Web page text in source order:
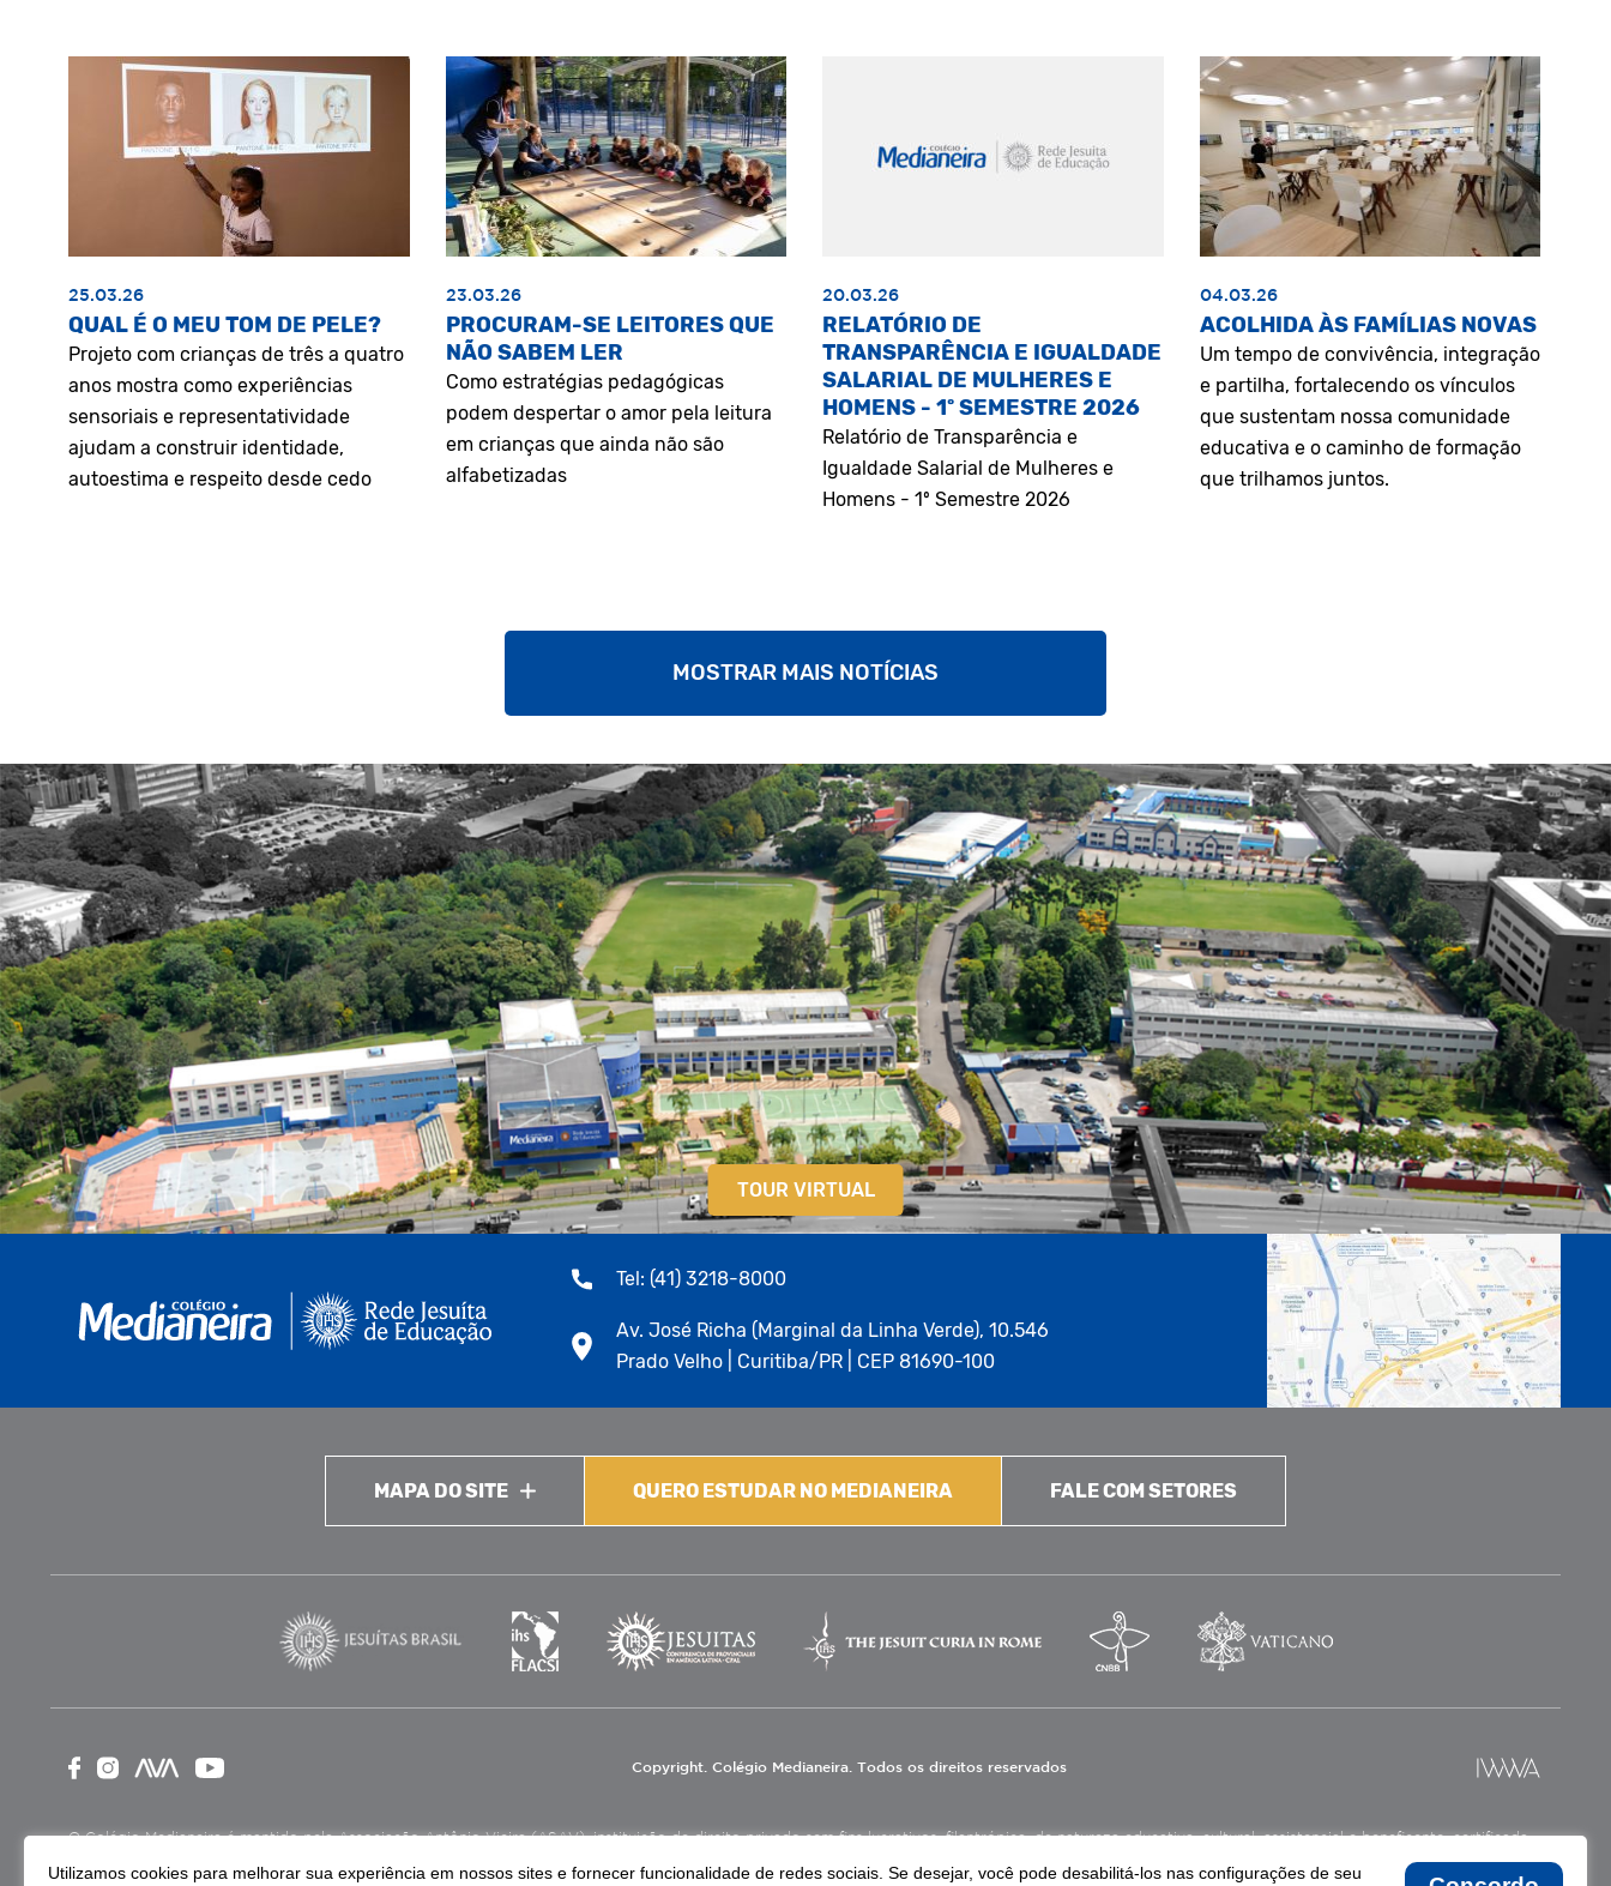
25.03.26
QUAL É O MEU TOM DE PELE?
Projeto com crianças de três a quatro
anos mostra como experiências
sensoriais e representatividade
ajudam a construir identidade,
autoestima e respeito desde cedo
23.03.26
PROCURAM-SE LEITORES QUE
NÃO SABEM LER
Como estratégias pedagógicas
podem despertar o amor pela leitura
em crianças que ainda não são
alfabetizadas
20.03.26
RELATÓRIO DE
TRANSPARÊNCIA E IGUALDADE
SALARIAL DE MULHERES E
HOMENS - 1º SEMESTRE 2026
Relatório de Transparência e
Igualdade Salarial de Mulheres e
Homens - 1º Semestre 2026
04.03.26
ACOLHIDA ÀS FAMÍLIAS NOVAS
Um tempo de convivência, integração
e partilha, fortalecendo os vínculos
que sustentam nossa comunidade
educativa e o caminho de formação
que trilhamos juntos.
MOSTRAR MAIS NOTÍCIAS
TOUR VIRTUAL
Tel: (41) 3218-8000
Av. José Richa (Marginal da Linha Verde), 10.546
Prado Velho | Curitiba/PR | CEP 81690-100
MAPA DO SITE QUERO ESTUDAR NO MEDIANEIRA FALE COM SETORES
Copyright. Colégio Medianeira. Todos os direitos reservados
O Colégio Medianeira é mantido pela Associação Antônio Vieira (ASAV), instituição de direito privado sem fins lucrativos, filantrópica, de natureza educativa, cultural, assistencial e beneficente, certificada
Utilizamos cookies para melhorar sua experiência em nossos sites e fornecer funcionalidade de redes sociais. Se desejar, você pode desabilitá-los nas configurações de seu